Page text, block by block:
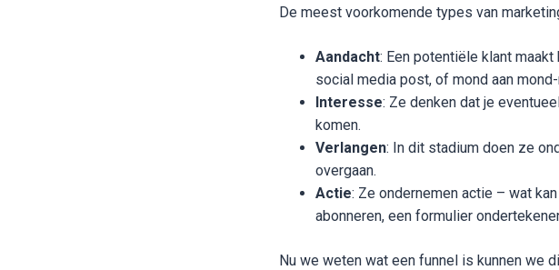
De meest voorkomende types van
Aandacht: Een potentiële klant
social media post, of mond aan
Interesse: Ze denken dat je
komen.
Verlangen: In dit stadium doen ze
overgaan.
Actie: Ze ondernemen actie – wat
abonneren, een formulier
Nu we weten wat een funnel is kunnen we